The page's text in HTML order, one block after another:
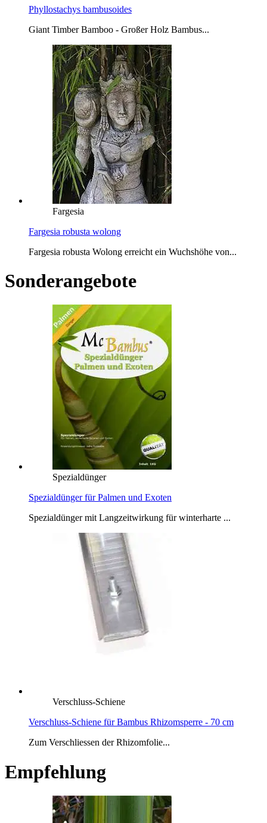
Phyllostachys bambusoides
Giant Timber Bamboo - Großer Holz Bambus...
Fargesia
Fargesia robusta wolong
Fargesia robusta Wolong erreicht ein Wuchshöhe von...
Sonderangebote
Spezialdünger
Spezialdünger für Palmen und Exoten
Spezialdünger mit Langzeitwirkung für winterharte ...
Verschluss-Schiene
Verschluss-Schiene für Bambus Rhizomsperre - 70 cm
Zum Verschliessen der Rhizomfolie...
Empfehlung